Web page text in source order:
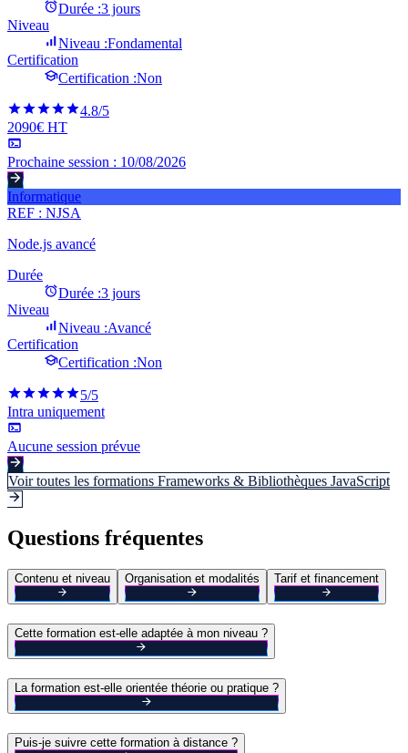
Durée :3 jours
Niveau
Niveau :Fondamental
Certification
Certification :Non
4.8/5
2090€ HT
Prochaine session : 10/08/2026
Informatique
REF : NJSA
Node.js avancé
Durée
Durée :3 jours
Niveau
Niveau :Avancé
Certification
Certification :Non
5/5
Intra uniquement
Aucune session prévue
Voir toutes les formations Frameworks & Bibliothèques JavaScript
Questions fréquentes
Contenu et niveau Organisation et modalités Tarif et financement
Cette formation est-elle adaptée à mon niveau ?
La formation est-elle orientée théorie ou pratique ?
Puis-je suivre cette formation à distance ?